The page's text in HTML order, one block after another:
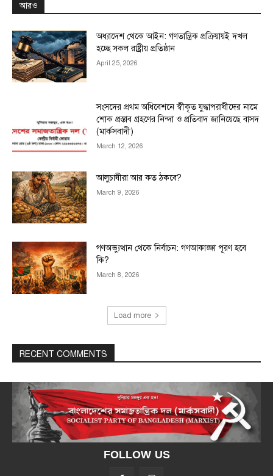
আরও
অধ্যাদেশ থেকে আইন: গণতান্ত্রিক প্রক্রিয়ায়ই দখল
হচ্ছে সকল রাষ্ট্রীয় প্রতিষ্ঠান
April 25, 2026
সংসদের প্রথম অধিবেশনে স্বীকৃত যুদ্ধাপরাধীদের নামে
শোক প্রস্তাব গ্রহণের নিন্দা ও প্রতিবাদ জানিয়েছে বাসদ
(মার্কসবাদী)
March 12, 2026
আলুচাষীরা আর কত ঠকবে?
March 9, 2026
গণঅভ্যুত্থান থেকে নির্বাচন: গণআকাঙ্ক্ষা পূরণ হবে
কি?
March 8, 2026
Load more
RECENT COMMENTS
FOLLOW US